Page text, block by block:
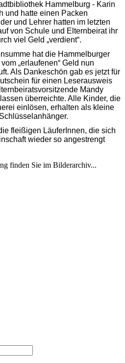
Hammelburg - Karin
und hatte einen Packen
und Lehrer hatten im letzten
von Schule und Elternbeirat ihr
viel Geld „verdient“.
hat die Hammelburger
„erlaufenen“ Geld nun
Als Dankeschön gab es jetzt für
für einen Leserausweis
Mandy
überreichte. Alle Kinder, die
einlösen, erhalten als kleine
fleißigen LäuferInnen, die sich
wieder so angestrengt
finden Sie im Bilderarchiv...